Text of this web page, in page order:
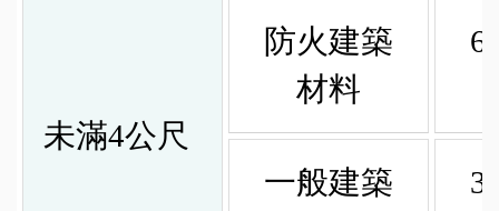
未滿4公尺
防火建築
材料
一般建築